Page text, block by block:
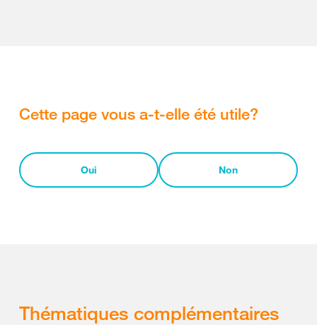
Cette page vous a-t-elle été utile?
Oui Non
Thématiques complémentaires